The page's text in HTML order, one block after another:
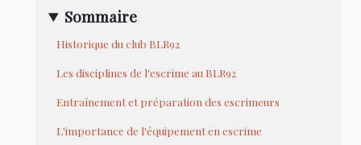
Sommaire
Historique du club BLR92
Les disciplines de l'escrime au BLR92
Entraînement et préparation des escrimeurs
L'importance de l'équipement en escrime